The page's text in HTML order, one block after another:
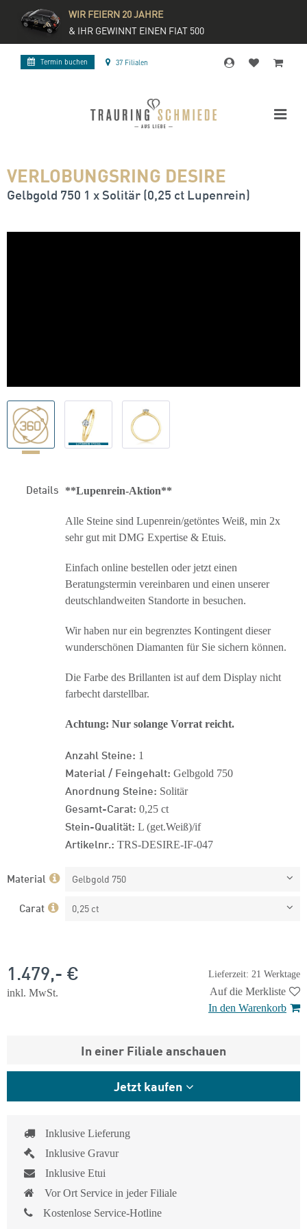
WIR FEIERN 20 JAHRE
& IHR GEWINNT EINEN FIAT 500
Termin buchen 37 Filialen
VERLOBUNGSRING DESIRE
Gelbgold 750 1 x Solitär (0,25 ct Lupenrein)
Details **Lupenrein-Aktion**
Alle Steine sind Lupenrein/getöntes Weiß, min 2x
sehr gut mit DMG Expertise & Etuis.
Einfach online bestellen oder jetzt einen
Beratungstermin vereinbaren und einen unserer
deutschlandweiten Standorte in besuchen.
Wir haben nur ein begrenztes Kontingent dieser
wunderschönen Diamanten für Sie sichern können.
Die Farbe des Brillanten ist auf dem Display nicht
farbecht darstellbar.
Achtung: Nur solange Vorrat reicht.
Anzahl Steine: 1
Material / Feingehalt: Gelbgold 750
Anordnung Steine: Solitär
Gesamt-Carat: 0,25 ct
Stein-Qualität: L (get.Weiß)/if
Artikelnr.: TRS-DESIRE-IF-047
Material Gelbgold 750
Carat 0,25 ct
Lieferzeit: 21 Werktage
1.479,- €
inkl. MwSt.
Auf die Merkliste
In den Warenkorb
In einer Filiale anschauen
Jetzt kaufen
Inklusive Lieferung
Inklusive Gravur
Inklusive Etui
Vor Ort Service in jeder Filiale
Kostenlose Service-Hotline